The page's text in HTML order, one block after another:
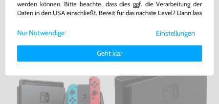
nur32,99 €
Warenkorb
nur39,99 €
Warenkorb
werden können. Bitte beachte, dass dies ggf. die Verarbeitung der
Daten in den USA einschließt. Bereit für das nächste Level? Dann lass
Weitere Informationen zu den von uns verwendeten Cookies und
Deinen Rechten als Nutzer findest Du in unsererDaten­schutz­
Impressum.
Einstellungen
Geht klar
Nur Notwendige